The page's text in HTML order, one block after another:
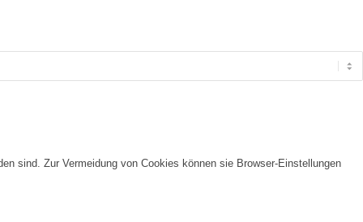
sind. Zur Vermeidung von Cookies können sie Browser-Einstellungen